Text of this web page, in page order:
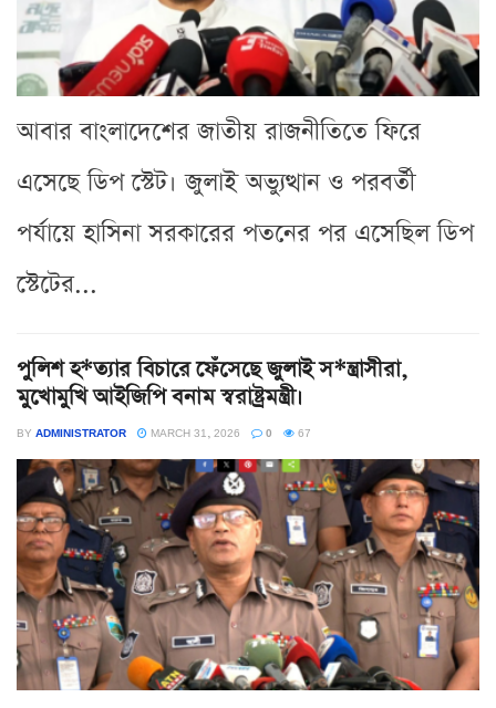
আবার বাংলাদেশের জাতীয় রাজনীতিতে ফিরে
এসেছে ডিপ স্টেট। জুলাই অভ্যুত্থান ও পরবর্তী
পর্যায়ে হাসিনা সরকারের পতনের পর এসেছিল ডিপ
স্টেটের...
পুলিশ হ*ত্যার বিচারে ফেঁসেছে জুলাই স*ন্ত্রাসীরা,
মুখোমুখি আইজিপি বনাম স্বরাষ্ট্রমন্ত্রী।
BY ADMINISTRATOR MARCH 31, 2026 0 67